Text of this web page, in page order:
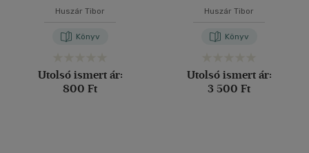
Huszár Tibor
Könyv
Utolsó ismert ár:
800 Ft
Huszár Tibor
Könyv
Utolsó ismert ár:
3 500 Ft